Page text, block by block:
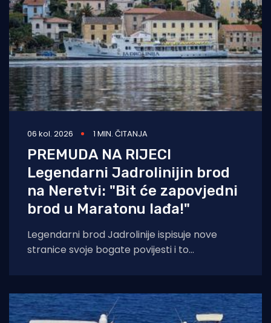
06 kol. 2026 1 MIN. ČITANJA
PREMUDA NA RIJECI
Legendarni Jadrolinijin brod
na Neretvi: "Bit će zapovjedni
brod u Maratonu lađa!"
Legendarni brod Jadrolinije ispisuje nove
stranice svoje bogate povijesti i to